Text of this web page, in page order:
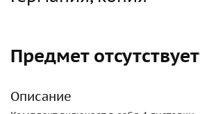
Предмет отсутствует
Описание